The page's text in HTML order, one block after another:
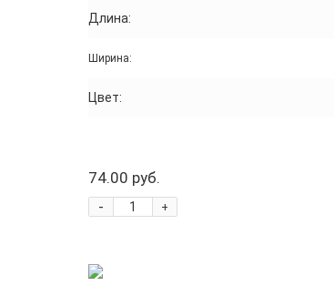
Длина:
Ширина:
Цвет:
74.00 руб.
+
-